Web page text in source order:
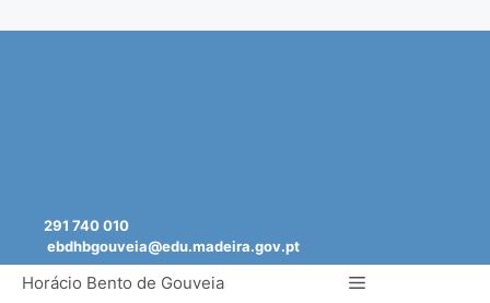
291 740 010
ebdhbgouveia@edu.madeira.gov.pt
Horácio Bento de Gouveia Menu